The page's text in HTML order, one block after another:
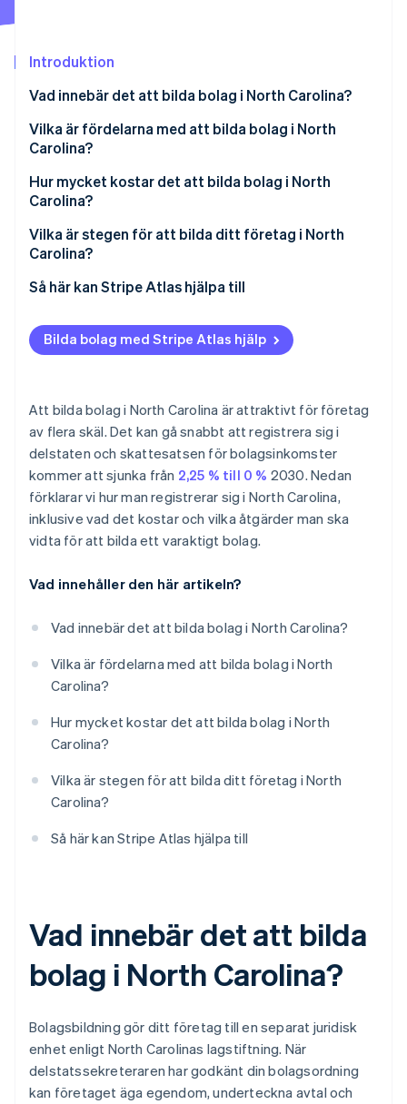
Se hur Stripe bygger den ekonomiska
Introduktion
Vad innebär det att bilda bolag i North Carolina?
Vilka är fördelarna med att bilda bolag i North
Carolina?
En inkomstskatt för företag som försvinner
Förutsägbara regler för franchiseskatt
Specialdomstol för företagstvister
Hur mycket kostar det att bilda bolag i North
Carolina?
Vilka är stegen för att bilda ditt företag i North
Carolina?
Välj företagsstruktur
Välj och kontrollera ett företagsnamn
Utse ett registrerat ombud
Håll ett organisationsmöte
Registrera dig för delstatsskatter och eventuella
nödvändiga tillstånd
Lämna in din årsredovisning
Så här kan Stripe Atlas hjälpa till
Ansök till Atlas
Ta emot betalningar och banktjänster innan ditt EIN
Kontantfritt aktieköp för grundare
Automatisk deklaration för val av skatt enligt 83(b)
Juridiska dokument för företag i världsklass
Ett kostnadsfritt år med Stripe Payments, plus
50 000 USD i partnerkrediter och rabatter
Bilda bolag med Stripe Atlas hjälp
Att bilda bolag i North Carolina är attraktivt för företag
av flera skäl. Det kan gå snabbt att registrera sig i
delstaten och skattesatsen för bolagsinkomster
kommer att sjunka från 2,25 % till 0 % 2030. Nedan
förklarar vi hur man registrerar sig i North Carolina,
inklusive vad det kostar och vilka åtgärder man ska
vidta för att bilda ett varaktigt bolag.
Vad innehåller den här artikeln?
Vad innebär det att bilda bolag i North Carolina?
Vilka är fördelarna med att bilda bolag i North
Carolina?
Hur mycket kostar det att bilda bolag i North
Carolina?
Vilka är stegen för att bilda ditt företag i North
Carolina?
Så här kan Stripe Atlas hjälpa till
Vad innebär det att bilda
bolag i North Carolina?
Bolagsbildning gör ditt företag till en separat juridisk
enhet enligt North Carolinas lagstiftning. När
delstatssekreteraren har godkänt din bolagsordning
kan företaget äga egendom, underteckna avtal och